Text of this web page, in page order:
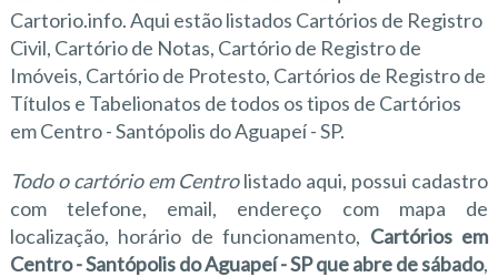
Cartorio.info. Aqui estão listados Cartórios de Registro
Civil, Cartório de Notas, Cartório de Registro de
Imóveis, Cartório de Protesto, Cartórios de Registro de
Títulos e Tabelionatos de todos os tipos de Cartórios
em Centro - Santópolis do Aguapeí - SP.
Todo o cartório em Centrolistado aqui, possui cadastro
com telefone, email, endereço com mapa de
localização, horário de funcionamento, Cartórios em
Centro - Santópolis do Aguapeí - SP que abre de sábado,